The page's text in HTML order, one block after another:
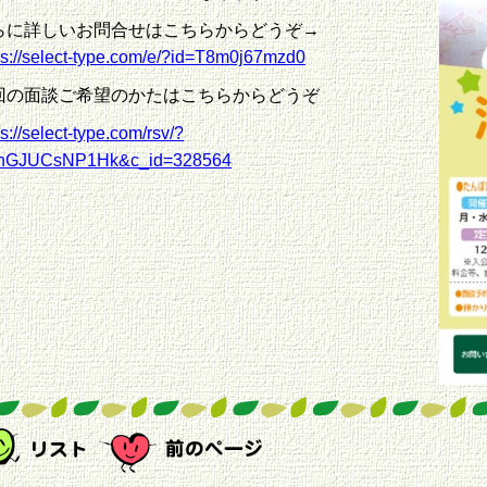
に詳しいお問合せはこちらからどうぞ→
select-type.com/e/?id=T8m0j67mzd0
の面談ご希望のかたはこちらからどうぞ
select-type.com/rsv/?